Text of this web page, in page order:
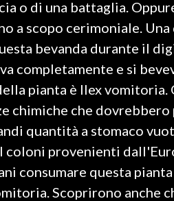
o di una battaglia.
a scopo cerimoniale.
bevanda durante il
completamente e si
pianta è Ilex vomitoria.
chimiche che
quantità a stomaco
coloni provenienti
consumare questa
Scoprirono anche